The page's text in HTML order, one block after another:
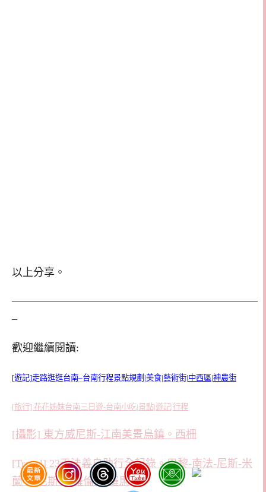
以上分享。
———————————————————————
–
歡迎繼續閱讀:
[遊記]走路逛逛台南–台南行程景點規劃|美食|藝術街|中西區|神農街
[旅行] 花花姊妹台南三日遊-台南小吃|景點|遊記|行程
[攝影] 東方威尼斯-江南美景烏鎮。西柵
[Travel] 23天法義自助行全記錄。巴黎-南法-尼斯-米
蘭-威尼斯-佛羅倫斯-羅馬